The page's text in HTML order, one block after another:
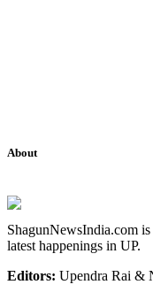
About
ShagunNewsIndia.com
latest happenings in UP.
Editors: Upendra Rai &